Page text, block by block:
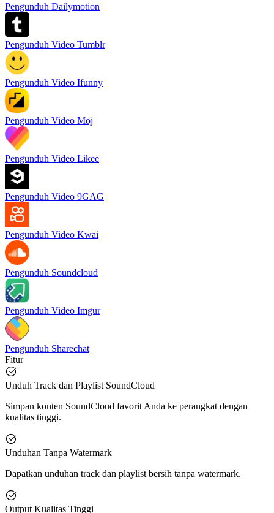
Pengunduh Dailymotion
Pengunduh Video Tumblr
Pengunduh Video Ifunny
Pengunduh Video Moj
Pengunduh Video Likee
Pengunduh Video 9GAG
Pengunduh Video Kwai
Pengunduh Soundcloud
Pengunduh Video Imgur
Pengunduh Sharechat
Fitur
Unduh Track dan Playlist SoundCloud
Simpan konten SoundCloud favorit Anda ke perangkat dengan
kualitas tinggi.
Unduhan Tanpa Watermark
Dapatkan unduhan track dan playlist bersih tanpa watermark.
Output Kualitas Tinggi